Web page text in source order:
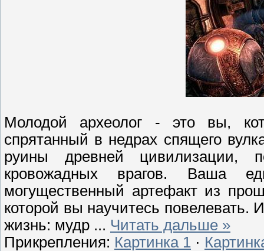
Молодой археолог - это вы,
спрятанный в недрах спящего
руины древней цивилизации,
кровожадных врагов. Ваша
могущественный артефакт из
которой вы научитесь повелевать.
жизнь: мудр ... Читать дальше »
Прикрепления: Картинка 1 ·